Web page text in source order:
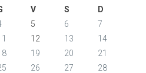
V S
D
5 6
7
12 13
14
19 20
21
26 27
28